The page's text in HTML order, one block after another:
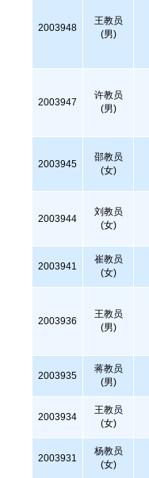
2003948
王教员
(男)
2003947
许教员
(男)
2003945
邵教员
(女)
2003944
刘教员
(女)
2003941
崔教员
(女)
2003936
王教员
(男)
2003935
蒋教员
(男)
2003934
王教员
(女)
2003931
杨教员
(女)